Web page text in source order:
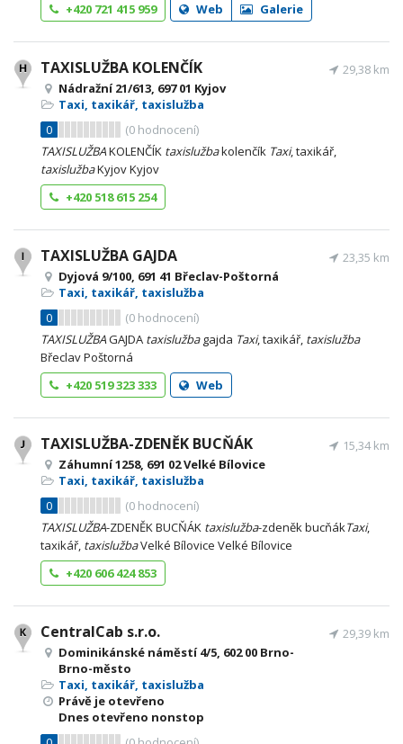
+420 721 415 959
Web Galerie
TAXISLUŽBA KOLENČÍK
Nádražní 21/613, 697 01 Kyjov
Taxi, taxikář, taxislužba
0
(0 hodnocení)
29,38 km
TAXISLUŽBAKOLENČÍK taxislužbakolenčík Taxi, taxikář,
taxislužbaKyjov Kyjov
+420 518 615 254
TAXISLUŽBA GAJDA
Dyjová 9/100, 691 41 Břeclav-Poštorná
Taxi, taxikář, taxislužba
0
(0 hodnocení)
23,35 km
TAXISLUŽBAGAJDA taxislužbagajda Taxi, taxikář, taxislužba
Břeclav Poštorná
+420 519 323 333
Web
TAXISLUŽBA-ZDENĚK BUCŇÁK
Záhumní 1258, 691 02 Velké Bílovice
Taxi, taxikář, taxislužba
0
(0 hodnocení)
15,34 km
TAXISLUŽBA-ZDENĚK BUCŇÁK taxislužba-zdeněk bucňákTaxi,
taxikář, taxislužbaVelké Bílovice Velké Bílovice
+420 606 424 853
CentralCab s.r.o.
Dominikánské náměstí 4/5, 602 00 Brno-
Brno-město
Taxi, taxikář, taxislužba
Právě je otevřeno
Dnes otevřeno nonstop
29,39 km